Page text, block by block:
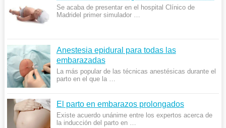
Se acaba de presentar en el hospital Clínico de
Madridel primer simulador …
Anestesia epidural para todas las
embarazadas
La más popular de las técnicas anestésicas durante el
parto en el que la …
El parto en embarazos prolongados
Existe acuerdo unánime entre los expertos acerca de
la inducción del parto en …